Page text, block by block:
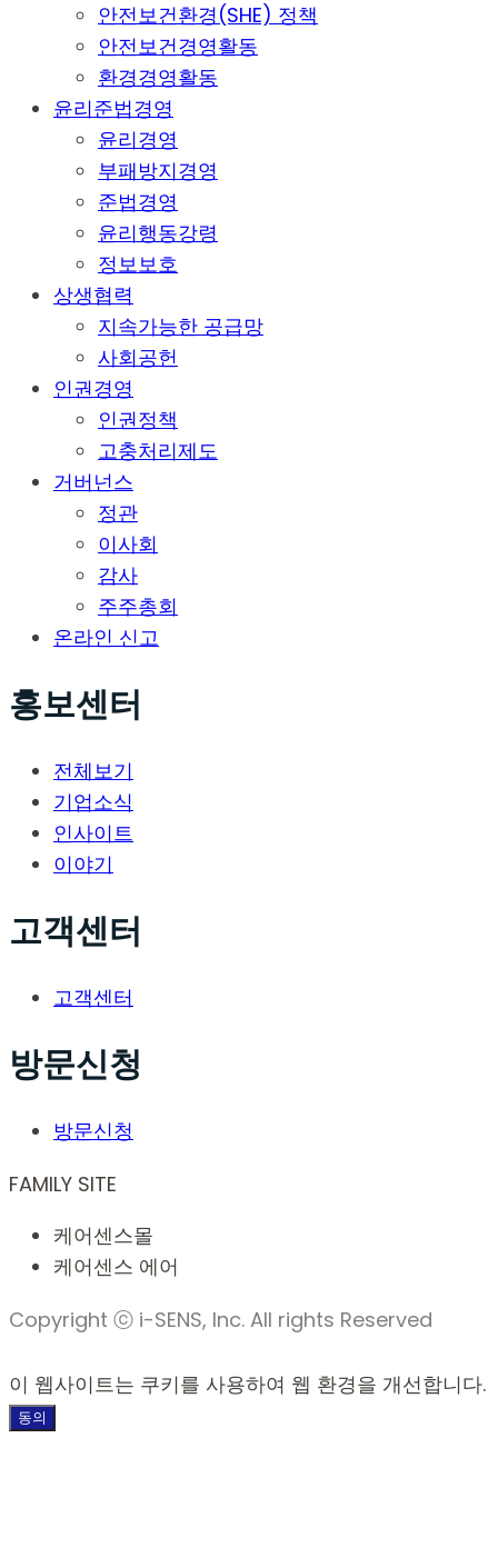
안전보건환경(SHE) 정책
안전보건경영활동
환경경영활동
윤리준법경영
윤리경영
부패방지경영
준법경영
윤리행동강령
정보보호
상생협력
지속가능한 공급망
사회공헌
인권경영
인권정책
고충처리제도
거버넌스
정관
이사회
감사
주주총회
온라인 신고
홍보센터
전체보기
기업소식
인사이트
이야기
고객센터
고객센터
방문신청
방문신청
FAMILY SITE
케어센스몰
케어센스 에어
Copyright ⓒ i-SENS, Inc. All rights Reserved
이 웹사이트는 쿠키를 사용하여 웹 환경을 개선합니다.
동의